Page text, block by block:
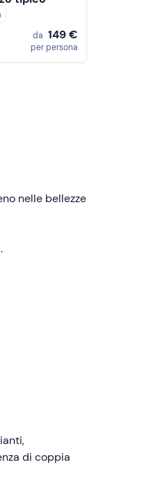
da 149 €
per persona
nelle bellezze
.
di coppia